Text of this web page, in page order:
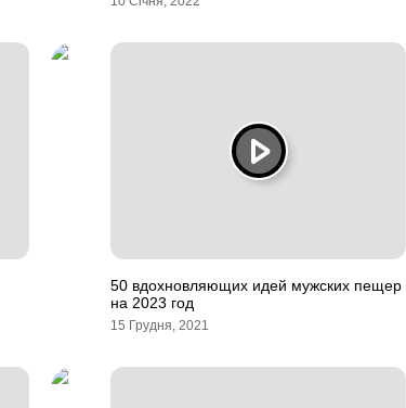
50 вдохновляющих идей мужских пещер
на 2023 год
15 Грудня, 2021